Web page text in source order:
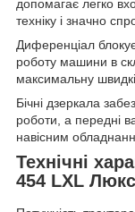
допомагає легко
техніку і значно
Диференціал
роботу машини в
максимальну
Бічні дзеркала
роботи, а передні
навісним
Технічні
454 LXL Люкс